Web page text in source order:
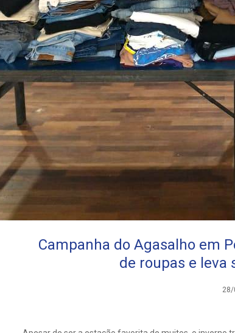
Campanha do Agasalho em
de roupas e leva
28/